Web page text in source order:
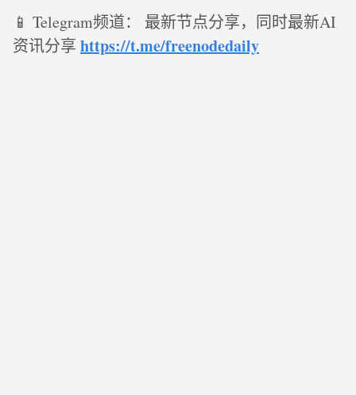
📱 Telegram频道： 最新节点分享，同时最新AI
资讯分享 https://t.me/freenodedaily